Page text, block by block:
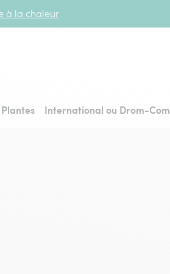
à la chaleur
Plantes International ou Drom-Com